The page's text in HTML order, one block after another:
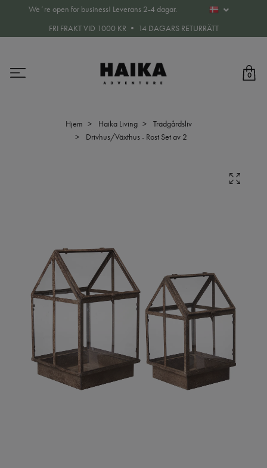
We´re open for business! Leverans 2-4 dagar.
FRI FRAKT VID 1000 KR • 14 DAGARS RETURRÄTT
0
Hjem Haika Living
Trädgårdsliv
Drivhus/Växthus - Rost Set av 2